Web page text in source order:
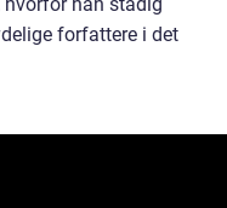
hvorfor han stadig
forfattere i det